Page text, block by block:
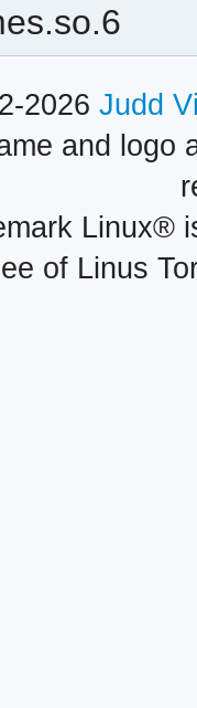
2026 Judd
and logo
Linux®
of Linus